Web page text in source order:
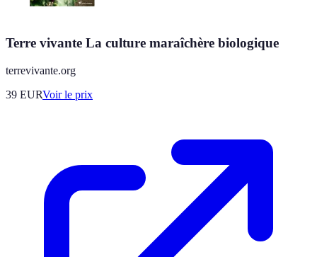
Terre vivante La culture maraîchère biologique
terrevivante.org
39 EURVoir le prix